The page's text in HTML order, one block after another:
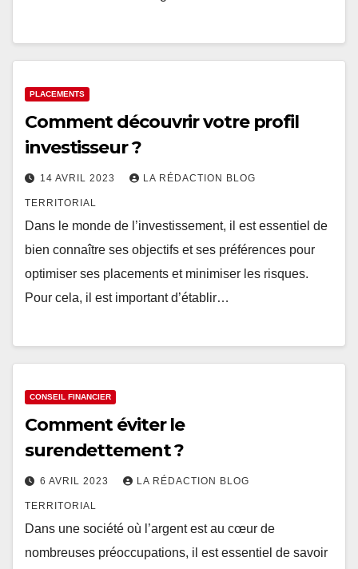
PLACEMENTS
Comment découvrir votre profil
investisseur ?
14 AVRIL 2023 LA RÉDACTION BLOG
TERRITORIAL
Dans le monde de l’investissement, il est essentiel de
bien connaître ses objectifs et ses préférences pour
optimiser ses placements et minimiser les risques.
Pour cela, il est important d’établir…
CONSEIL FINANCIER
Comment éviter le
surendettement ?
6 AVRIL 2023 LA RÉDACTION BLOG
TERRITORIAL
Dans une société où l’argent est au cœur de
nombreuses préoccupations, il est essentiel de savoir